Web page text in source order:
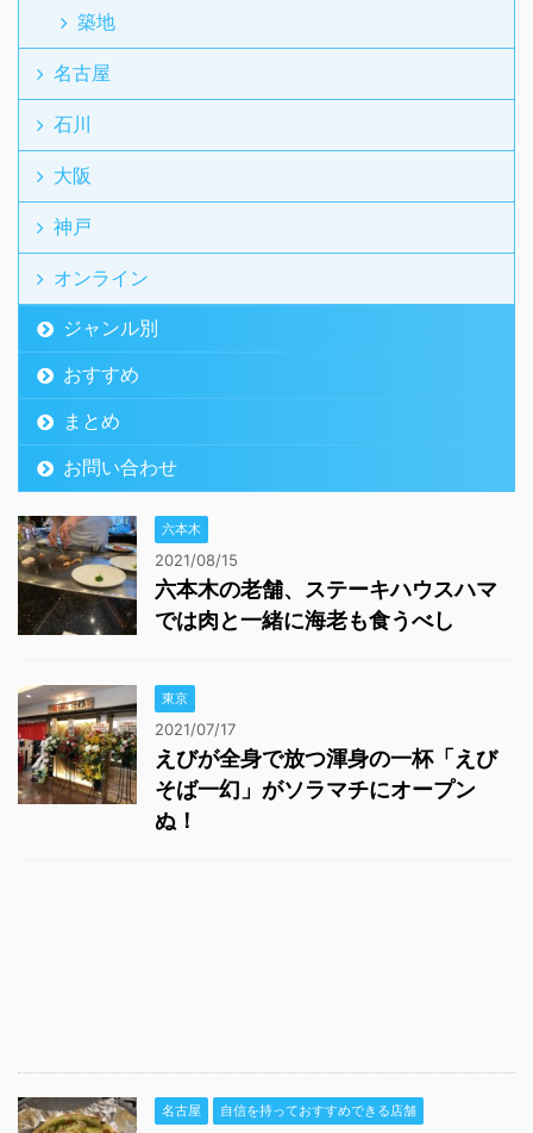
築地
名古屋
石川
大阪
神戸
オンライン
ジャンル別
おすすめ
まとめ
お問い合わせ
六本木
2021/08/15
六本木の老舗、ステーキハウスハマ
では肉と一緒に海老も食うべし
東京
2021/07/17
えびが全身で放つ渾身の一杯「えび
そば一幻」がソラマチにオープン
ぬ！
名古屋 自信を持っておすすめできる店舗